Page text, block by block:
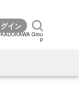
KADOKAWA Grou
p